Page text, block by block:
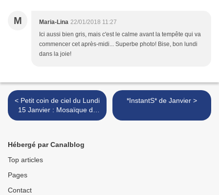
M Maria-Lina 22/01/2018 11:27
Ici aussi bien gris, mais c'est le calme avant la tempête qui va
commencer cet après-midi... Superbe photo! Bise, bon lundi
dans la joie!
< Petit coin de ciel du Lundi
15 Janvier : Mosaïque de
nos ciels
*InstantS* de Janvier >
Hébergé par Canalblog
Top articles
Pages
Contact